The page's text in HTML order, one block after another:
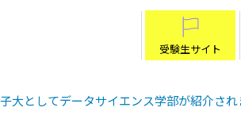
受験生サイト
大としてデータサイエンス学部が紹介され